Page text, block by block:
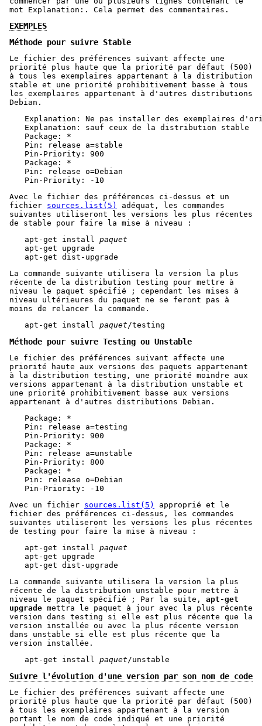
mot Explanation:. Cela permet des commentaires.
EXEMPLES
Méthode pour suivre Stable
Le fichier des préférences suivant affecte une
priorité plus haute que la priorité par défaut (500)
à tous les exemplaires appartenant à la distribution
stable et une priorité prohibitivement basse à tous
les exemplaires appartenant à d'autres distributions
Debian.
Explanation: Ne pas installer des exemplaires
Explanation: sauf ceux de la distribution stable
Package: *
Pin: release a=stable
Pin-Priority: 900
Package: *
Pin: release o=Debian
Pin-Priority: -10
Avec le fichier des préférences ci-dessus et un
fichier sources.list(5)
adéquat, les commandes
suivantes utiliseront les versions les plus récentes
de stable pour faire la mise à niveau :
apt-get install paquet
apt-get upgrade
apt-get dist-upgrade
La commande suivante utilisera la version la plus
récente de la distribution testing pour mettre à
niveau le paquet spécifié ; cependant les mises à
niveau ultérieures du paquet ne se feront pas à
moins de relancer la commande.
apt-get install paquet /testing
Méthode pour suivre Testing ou Unstable
Le fichier des préférences suivant affecte une
priorité haute aux versions des paquets appartenant
à la distribution testing, une priorité moindre aux
versions appartenant à la distribution unstable et
une priorité prohibitivement basse aux versions
appartenant à d'autres distributions Debian.
Package: *
Pin: release a=testing
Pin-Priority: 900
Package: *
Pin: release a=unstable
Pin-Priority: 800
Package: *
Pin: release o=Debian
Pin-Priority: -10
Avec un fichier sources.list(5)
approprié et le
fichier des préférences ci-dessus, les commandes
suivantes utiliseront les versions les plus récentes
de testing pour faire la mise à niveau :
apt-get install paquet
apt-get upgrade
apt-get dist-upgrade
La commande suivante utilisera la version la plus
récente de la distribution unstable pour mettre à
niveau le paquet spécifié ; Par la suite, apt-get
upgrade mettra le paquet à jour avec la plus récente
version dans testing si elle est plus récente que la
version installée ou avec la plus récente version
dans unstable si elle est plus récente que la
version installée.
apt-get install paquet /unstable
Suivre l'évolution d'une version par son nom de code
Le fichier des préférences suivant affecte une
priorité plus haute que la priorité par défaut (500)
à tous les exemplaires appartenant à la version
portant le nom de code indiqué et une priorité